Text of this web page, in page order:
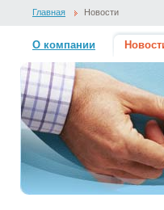
Главная Новости
О компании